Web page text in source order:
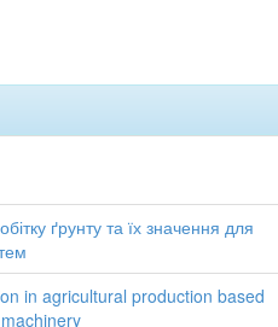
ґрунту та їх значення для
in agricultural production based